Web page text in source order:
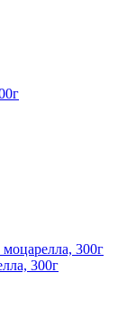
300г